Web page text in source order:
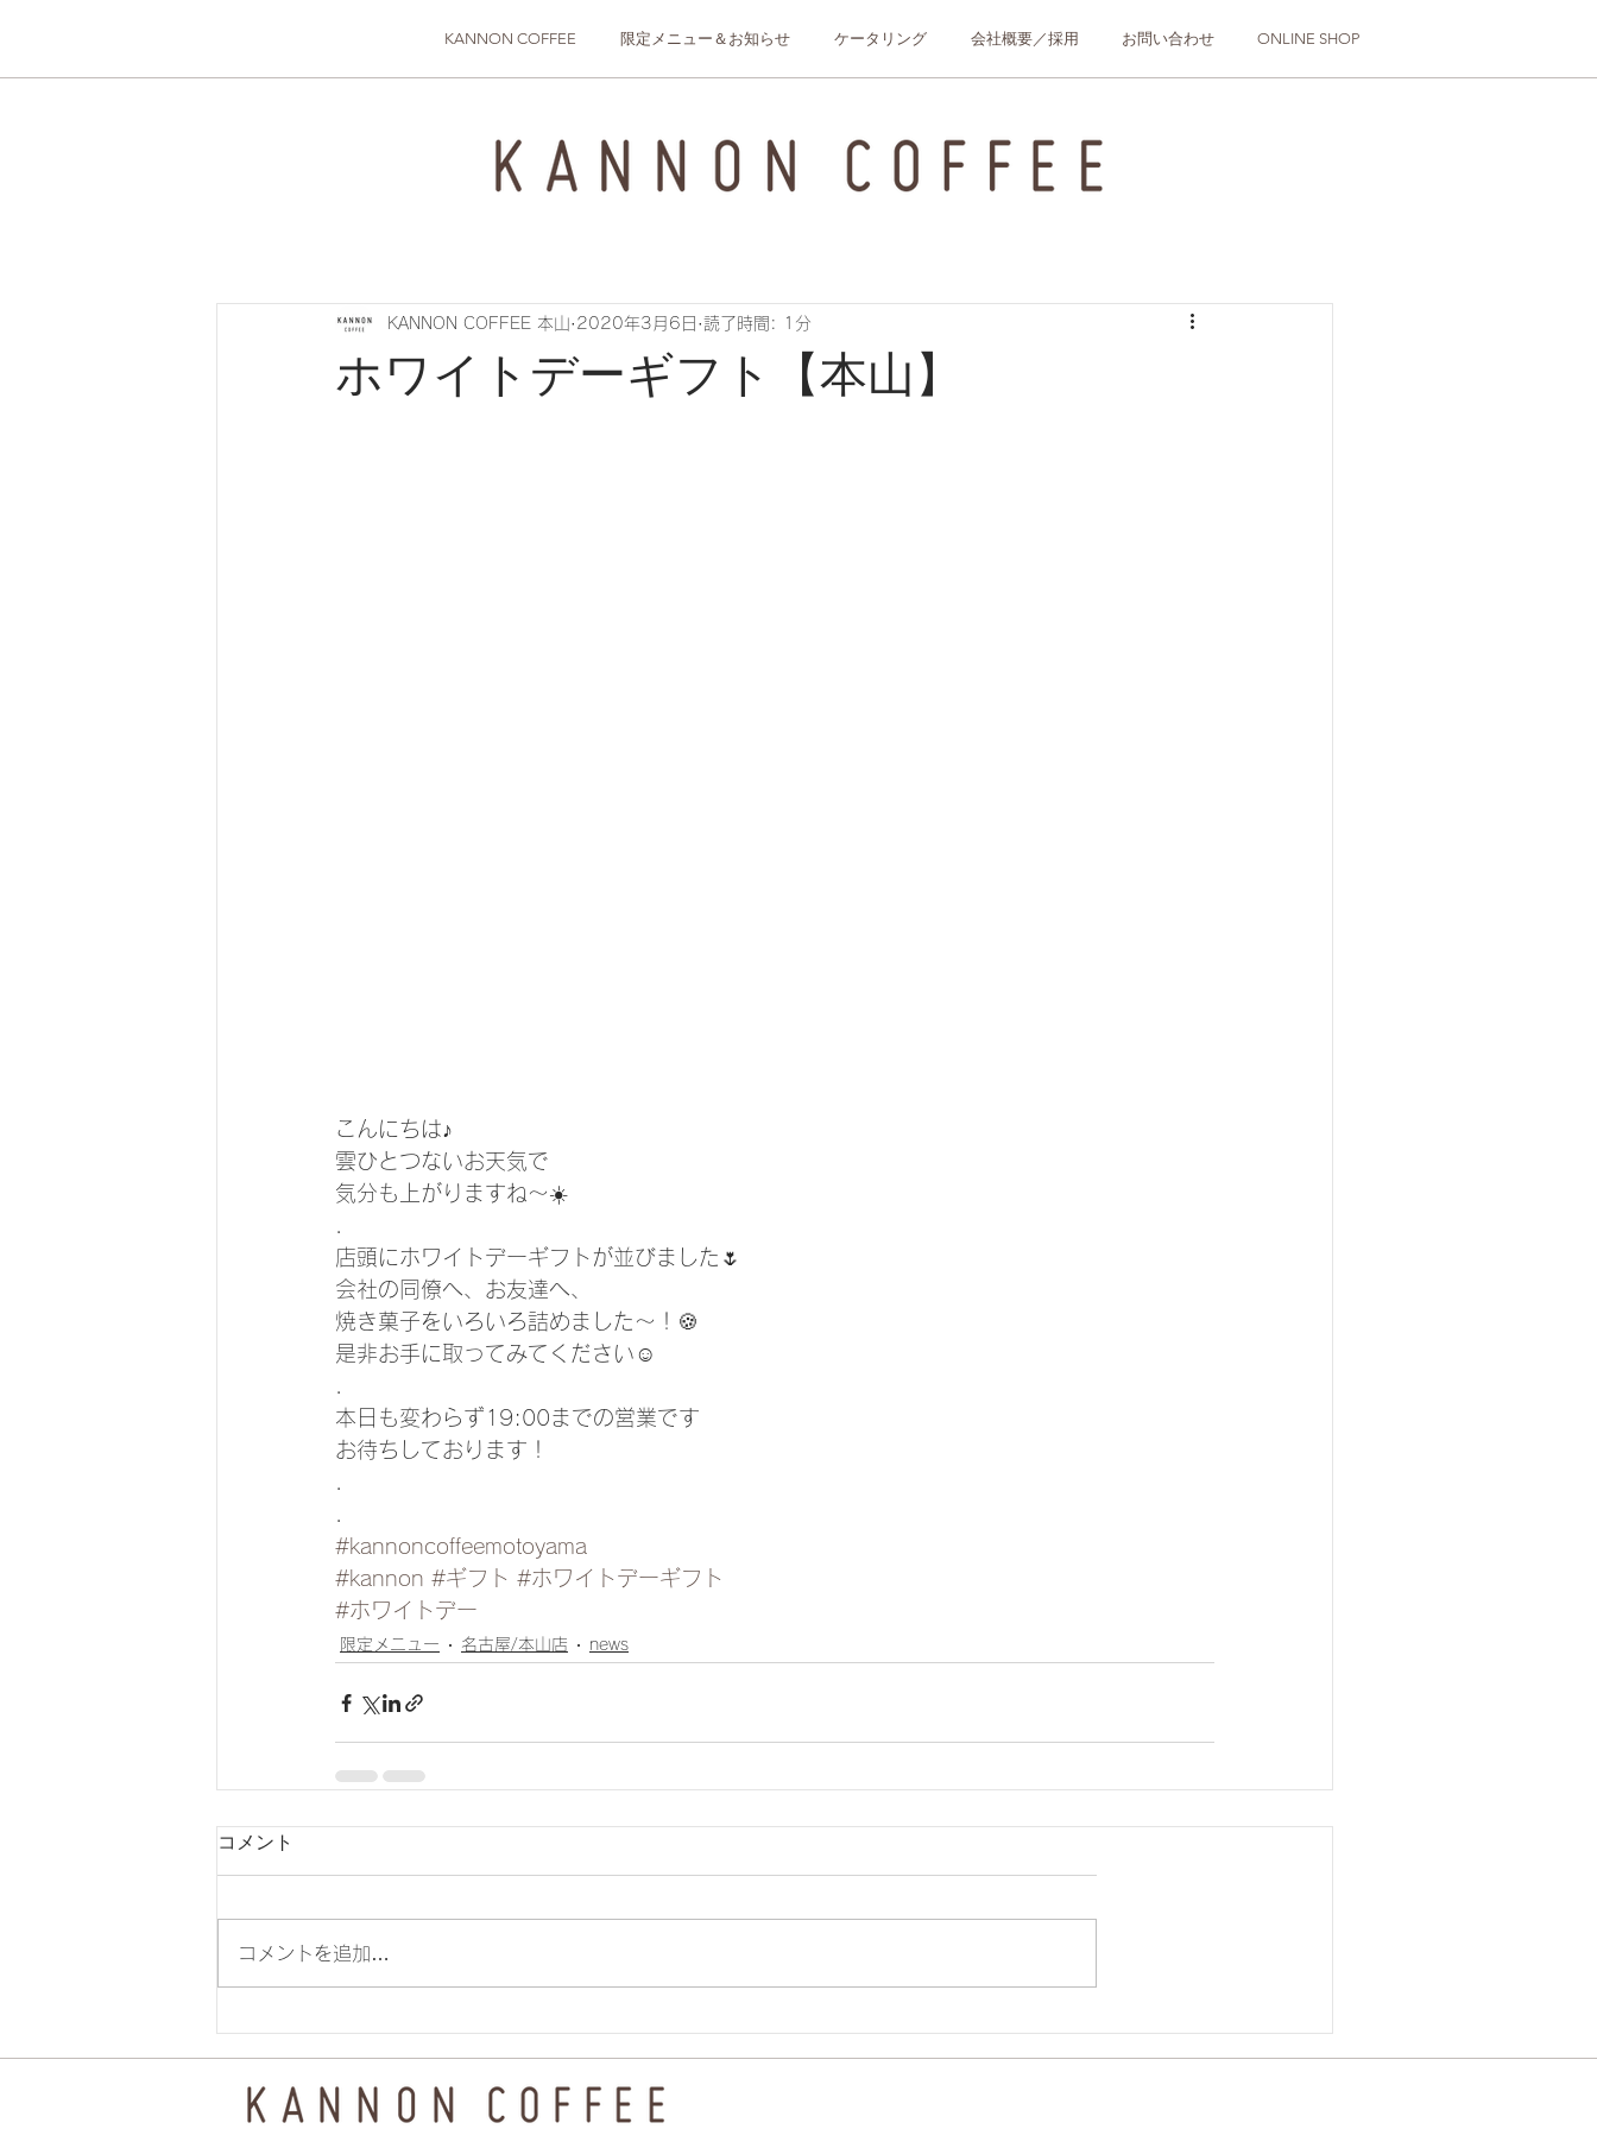
KANNON COFFEE 限定メニュー＆お知らせ ケータリング 会社概要／採用 お問い合わせ ONLINE SHOP
ホワイトデーギフト【本山】
KANNON COFFEE 本山 2020年3月6日 読了時間: 1分
こんにちは♪
雲ひとつないお天気で
気分も上がりますね〜☀️
店頭にホワイトデーギフトが並びました🌷
会社の同僚へ、お友達へ、
焼き菓子をいろいろ詰めました〜！🍪
是非お手に取ってみてください☺️
本日も変わらず19:00までの営業です
お待ちしております！
#kannoncoffeemotoyama
#kannon #ギフト #ホワイトデーギフト
#ホワイトデー
限定メニュー 名古屋/本山店 news
コメント
コメントを追加…